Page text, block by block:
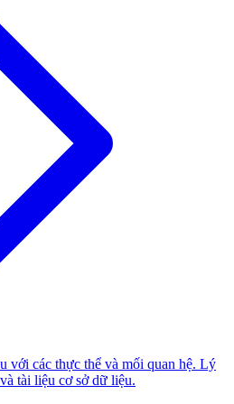
với các thực thể và mối quan hệ. Lý
tài liệu cơ sở dữ liệu.